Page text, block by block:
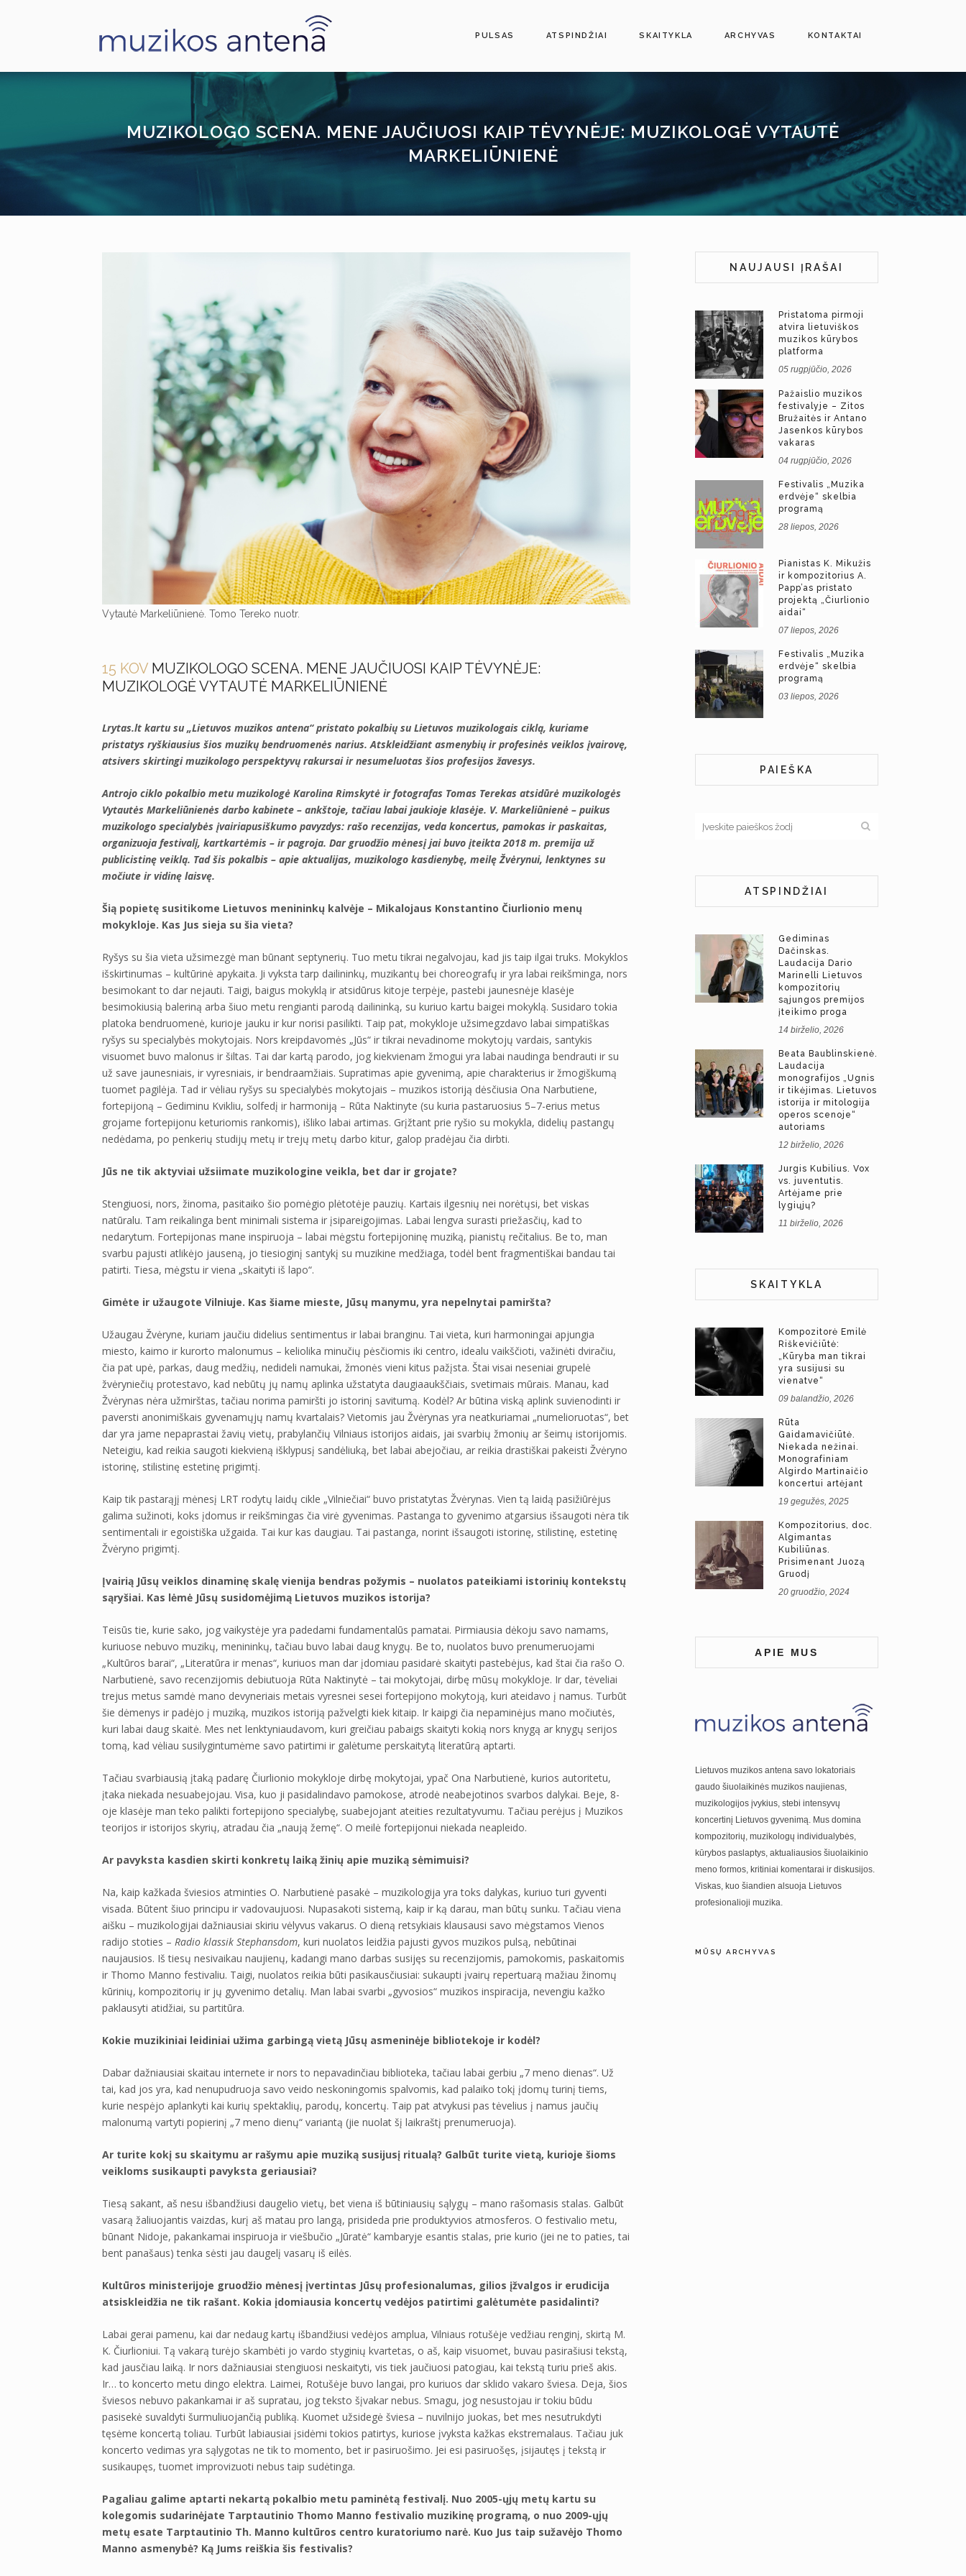
PULSAS ATSPINDŽIAI SKAITYKLA ARCHYVAS KONTAKTAI
MUZIKOLOGO SCENA. MENE JAUČIUOSI KAIP TĖVYNĖJE: MUZIKOLOGĖ VYTAUTĖ
MARKELIŪNIENĖ
Vytautė Markeliūnienė. Tomo Tereko nuotr.
15 KOV MUZIKOLOGO SCENA. MENE JAUČIUOSI KAIP TĖVYNĖJE:
MUZIKOLOGĖ VYTAUTĖ MARKELIŪNIENĖ
Lrytas.lt kartu su „Lietuvos muzikos antena“ pristato pokalbių su Lietuvos muzikologais ciklą, kuriame
pristatys ryškiausius šios muzikų bendruomenės narius. Atskleidžiant asmenybių ir profesinės veiklos įvairovę,
atsivers skirtingi muzikologo perspektyvų rakursai ir nesumeluotas šios profesijos žavesys.
Antrojo ciklo pokalbio metu muzikologė Karolina Rimskytė ir fotografas Tomas Terekas atsidūrė muzikologės
Vytautės Markeliūnienės darbo kabinete – ankštoje, tačiau labai jaukioje klasėje. V. Markeliūnienė – puikus
muzikologo specialybės įvairiapusiškumo pavyzdys: rašo recenzijas, veda koncertus, pamokas ir paskaitas,
organizuoja festivalį, kartkartėmis – ir pagroja. Dar gruodžio mėnesį jai buvo įteikta 2018 m. premija už
publicistinę veiklą. Tad šis pokalbis – apie aktualijas, muzikologo kasdienybę, meilę Žvėrynui, lenktynes su
močiute ir vidinę laisvę.
Šią popietę susitikome Lietuvos menininkų kalvėje – Mikalojaus Konstantino Čiurlionio menų
mokykloje. Kas Jus sieja su šia vieta?
Ryšys su šia vieta užsimezgė man būnant septynerių. Tuo metu tikrai negalvojau, kad jis taip ilgai truks. Mokyklos
išskirtinumas – kultūrinė apykaita. Ji vyksta tarp dailininkų, muzikantų bei choreografų ir yra labai reikšminga, nors
besimokant to dar nejauti. Taigi, baigus mokyklą ir atsidūrus kitoje terpėje, pastebi jaunesnėje klasėje
besimokiusią baleriną arba šiuo metu rengianti parodą dailininką, su kuriuo kartu baigei mokyklą. Susidaro tokia
platoka bendruomenė, kurioje jauku ir kur norisi pasilikti. Taip pat, mokykloje užsimegzdavo labai simpatiškas
ryšys su specialybės mokytojais. Nors kreipdavomės „Jūs“ ir tikrai nevadinome mokytojų vardais, santykis
visuomet buvo malonus ir šiltas. Tai dar kartą parodo, jog kiekvienam žmogui yra labai naudinga bendrauti ir su
už save jaunesniais, ir vyresniais, ir bendraamžiais. Supratimas apie gyvenimą, apie charakterius ir žmogiškumą
tuomet pagilėja. Tad ir vėliau ryšys su specialybės mokytojais – muzikos istoriją dėsčiusia Ona Narbutiene,
fortepijoną – Gediminu Kvikliu, solfedį ir harmoniją – Rūta Naktinyte (su kuria pastaruosius 5–7-erius metus
grojame fortepijonu keturiomis rankomis), išliko labai artimas. Grįžtant prie ryšio su mokykla, didelių pastangų
nedėdama, po penkerių studijų metų ir trejų metų darbo kitur, galop pradėjau čia dirbti.
Jūs ne tik aktyviai užsiimate muzikologine veikla, bet dar ir grojate?
Stengiuosi, nors, žinoma, pasitaiko šio pomėgio plėtotėje pauzių. Kartais ilgesnių nei norėtųsi, bet viskas
natūralu. Tam reikalinga bent minimali sistema ir įsipareigojimas. Labai lengva surasti priežasčių, kad to
nedarytum. Fortepijonas mane inspiruoja – labai mėgstu fortepijoninę muziką, pianistų rečitalius. Be to, man
svarbu pajusti atlikėjo jauseną, jo tiesioginį santykį su muzikine medžiaga, todėl bent fragmentiškai bandau tai
patirti. Tiesa, mėgstu ir viena „skaityti iš lapo“.
Gimėte ir užaugote Vilniuje. Kas šiame mieste, Jūsų manymu, yra nepelnytai pamiršta?
Užaugau Žvėryne, kuriam jaučiu didelius sentimentus ir labai branginu. Tai vieta, kuri harmoningai apjungia
miesto, kaimo ir kurorto malonumus – keliolika minučių pėsčiomis iki centro, idealu vaikščioti, važinėti dviračiu,
čia pat upė, parkas, daug medžių, nedideli namukai, žmonės vieni kitus pažįsta. Štai visai neseniai grupelė
žvėryniečių protestavo, kad nebūtų jų namų aplinka užstatyta daugiaaukščiais, svetimais mūrais. Manau, kad
Žvėrynas nėra užmirštas, tačiau norima pamiršti jo istorinį savitumą. Kodėl? Ar būtina viską aplink suvienodinti ir
paversti anonimiškais gyvenamųjų namų kvartalais? Vietomis jau Žvėrynas yra neatkuriamai „numelioruotas“, bet
dar yra jame nepaprastai žavių vietų, prabylančių Vilniaus istorijos aidais, jai svarbių žmonių ar šeimų istorijomis.
Neteigiu, kad reikia saugoti kiekvieną išklypusį sandėliuką, bet labai abejočiau, ar reikia drastiškai pakeisti Žvėryno
istorinę, stilistinę estetinę prigimtį.
Kaip tik pastarąjį mėnesį LRT rodytų laidų cikle „Vilniečiai“ buvo pristatytas Žvėrynas. Vien tą laidą pasižiūrėjus
galima sužinoti, koks įdomus ir reikšmingas čia virė gyvenimas. Pastanga to gyvenimo atgarsius išsaugoti nėra tik
sentimentali ir egoistiška užgaida. Tai kur kas daugiau. Tai pastanga, norint išsaugoti istorinę, stilistinę, estetinę
Žvėryno prigimtį.
Įvairią Jūsų veiklos dinaminę skalę vienija bendras požymis – nuolatos pateikiami istorinių kontekstų
sąryšiai. Kas lėmė Jūsų susidomėjimą Lietuvos muzikos istorija?
Teisūs tie, kurie sako, jog vaikystėje yra padedami fundamentalūs pamatai. Pirmiausia dėkoju savo namams,
kuriuose nebuvo muzikų, menininkų, tačiau buvo labai daug knygų. Be to, nuolatos buvo prenumeruojami
„Kultūros barai“, „Literatūra ir menas“, kuriuos man dar įdomiau pasidarė skaityti pastebėjus, kad štai čia rašo O.
Narbutienė, savo recenzijomis debiutuoja Rūta Naktinytė – tai mokytojai, dirbę mūsų mokykloje. Ir dar, tėveliai
trejus metus samdė mano devyneriais metais vyresnei sesei fortepijono mokytoją, kuri ateidavo į namus. Turbūt
šie dėmenys ir padėjo į muziką, muzikos istoriją pažvelgti kiek kitaip. Ir kaipgi čia nepaminėjus mano močiutės,
kuri labai daug skaitė. Mes net lenktyniaudavom, kuri greičiau pabaigs skaityti kokią nors knygą ar knygų serijos
tomą, kad vėliau susilygintumėme savo patirtimi ir galėtume perskaitytą literatūrą aptarti.
Tačiau svarbiausią įtaką padarę Čiurlionio mokykloje dirbę mokytojai, ypač Ona Narbutienė, kurios autoritetu,
įtaka niekada nesuabejojau. Visa, kuo ji pasidalindavo pamokose, atrodė neabejotinos svarbos dalykai. Beje, 8-
oje klasėje man teko palikti fortepijono specialybę, suabejojant ateities rezultatyvumu. Tačiau perėjus į Muzikos
teorijos ir istorijos skyrių, atradau čia „naują žemę“. O meilė fortepijonui niekada neapleido.
Ar pavyksta kasdien skirti konkretų laiką žinių apie muziką sėmimuisi?
Na, kaip kažkada šviesios atminties O. Narbutienė pasakė – muzikologija yra toks dalykas, kuriuo turi gyventi
visada. Būtent šiuo principu ir vadovaujuosi. Nupasakoti sistemą, kaip ir ką darau, man būtų sunku. Tačiau viena
aišku – muzikologijai dažniausiai skiriu vėlyvus vakarus. O dieną retsykiais klausausi savo mėgstamos Vienos
radijo stoties – Radio klassik Stephansdom, kuri nuolatos leidžia pajusti gyvos muzikos pulsą, nebūtinai
naujausios. Iš tiesų nesivaikau naujienų, kadangi mano darbas susijęs su recenzijomis, pamokomis, paskaitomis
ir Thomo Manno festivaliu. Taigi, nuolatos reikia būti pasikausčiusiai: sukaupti įvairų repertuarą mažiau žinomų
kūrinių, kompozitorių ir jų gyvenimo detalių. Man labai svarbi „gyvosios“ muzikos inspiracija, nevengiu kažko
paklausyti atidžiai, su partitūra.
Kokie muzikiniai leidiniai užima garbingą vietą Jūsų asmeninėje bibliotekoje ir kodėl?
Dabar dažniausiai skaitau internete ir nors to nepavadinčiau biblioteka, tačiau labai gerbiu „7 meno dienas“. Už
tai, kad jos yra, kad nenupudruoja savo veido neskoningomis spalvomis, kad palaiko tokį įdomų turinį tiems,
kurie nespėjo aplankyti kai kurių spektaklių, parodų, koncertų. Taip pat atvykusi pas tėvelius į namus jaučių
malonumą vartyti popierinį „7 meno dienų“ variantą (jie nuolat šį laikraštį prenumeruoja).
Ar turite kokį su skaitymu ar rašymu apie muziką susijusį ritualą? Galbūt turite vietą, kurioje šioms
veikloms susikaupti pavyksta geriausiai?
Tiesą sakant, aš nesu išbandžiusi daugelio vietų, bet viena iš būtiniausių sąlygų – mano rašomasis stalas. Galbūt
vasarą žaliuojantis vaizdas, kurį aš matau pro langą, prisideda prie produktyvios atmosferos. O festivalio metu,
būnant Nidoje, pakankamai inspiruoja ir viešbučio „Jūratė“ kambaryje esantis stalas, prie kurio (jei ne to paties, tai
bent panašaus) tenka sėsti jau daugelį vasarų iš eilės.
Kultūros ministerijoje gruodžio mėnesį įvertintas Jūsų profesionalumas, gilios įžvalgos ir erudicija
atsiskleidžia ne tik rašant. Kokia įdomiausia koncertų vedėjos patirtimi galėtumėte pasidalinti?
Labai gerai pamenu, kai dar nedaug kartų išbandžiusi vedėjos amplua, Vilniaus rotušėje vedžiau renginį, skirtą M.
K. Čiurlioniui. Tą vakarą turėjo skambėti jo vardo styginių kvartetas, o aš, kaip visuomet, buvau pasirašiusi tekstą,
kad jausčiau laiką. Ir nors dažniausiai stengiuosi neskaityti, vis tiek jaučiuosi patogiau, kai tekstą turiu prieš akis.
Ir… to koncerto metu dingo elektra. Laimei, Rotušėje buvo langai, pro kuriuos dar sklido vakaro šviesa. Deja, šios
šviesos nebuvo pakankamai ir aš supratau, jog teksto šįvakar nebus. Smagu, jog nesustojau ir tokiu būdu
pasisekė suvaldyti šurmuliuojančią publiką. Kuomet užsidegė šviesa – nuvilnijo juokas, bet mes nesutrukdyti
tęsėme koncertą toliau. Turbūt labiausiai įsidėmi tokios patirtys, kuriose įvyksta kažkas ekstremalaus. Tačiau juk
koncerto vedimas yra sąlygotas ne tik to momento, bet ir pasiruošimo. Jei esi pasiruošęs, įsijautęs į tekstą ir
susikaupęs, tuomet improvizuoti nebus taip sudėtinga.
Pagaliau galime aptarti nekartą pokalbio metu paminėtą festivalį. Nuo 2005-ųjų metų kartu su
kolegomis sudarinėjate Tarptautinio Thomo Manno festivalio muzikinę programą, o nuo 2009-ųjų
metų esate Tarptautinio Th. Manno kultūros centro kuratoriumo narė. Kuo Jus taip sužavėjo Thomo
Manno asmenybė? Ką Jums reiškia šis festivalis?
NAUJAUSI ĮRAŠAI
Pristatoma pirmoji
atvira lietuviškos
muzikos kūrybos
platforma
05 rugpjūčio, 2026
Pažaislio muzikos
festivalyje – Zitos
Bružaitės ir Antano
Jasenkos kūrybos
vakaras
04 rugpjūčio, 2026
Festivalis „Muzika
erdvėje“ skelbia
programą
28 liepos, 2026
Pianistas K. Mikužis
ir kompozitorius A.
Papp’as pristato
projektą „Čiurlionio
aidai“
07 liepos, 2026
Festivalis „Muzika
erdvėje“ skelbia
programą
03 liepos, 2026
PAIEŠKA
ATSPINDŽIAI
Gediminas
Dačinskas.
Laudacija Dario
Marinelli Lietuvos
kompozitorių
sąjungos premijos
įteikimo proga
14 birželio, 2026
Beata Baublinskienė.
Laudacija
monografijos „Ugnis
ir tikėjimas. Lietuvos
istorija ir mitologija
operos scenoje“
autoriams
12 birželio, 2026
Jurgis Kubilius. Vox
vs. juventutis.
Artėjame prie
lygiųjų?
11 birželio, 2026
SKAITYKLA
Kompozitorė Emilė
Riškevičiūtė:
„Kūryba man tikrai
yra susijusi su
vienatve“
09 balandžio, 2026
Rūta
Gaidamavičiūtė.
Niekada nežinai.
Monografiniam
Algirdo Martinaičio
koncertui artėjant
19 gegužės, 2025
Kompozitorius, doc.
Algimantas
Kubiliūnas.
Prisimenant Juozą
Gruodį
20 gruodžio, 2024
APIE MUS
Lietuvos muzikos antena savo lokatoriais
gaudo šiuolaikinės muzikos naujienas,
muzikologijos įvykius, stebi intensyvų
koncertinį Lietuvos gyvenimą. Mus domina
kompozitorių, muzikologų individualybės,
kūrybos paslaptys, aktualiausios šiuolaikinio
meno formos, kritiniai komentarai ir diskusijos.
Viskas, kuo šiandien alsuoja Lietuvos
profesionalioji muzika.
MŪSŲ ARCHYVAS